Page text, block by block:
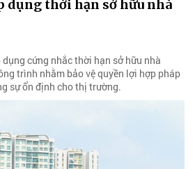
dụng thời hạn sở hữu nhà
dụng cứng nhắc thời hạn sở hữu nhà
trình nhằm bảo vệ quyền lợi hợp pháp
sự ổn định cho thị trường.